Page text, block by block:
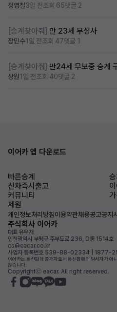
정영철3일 전조회 65댓글 2
[승계찾아줘] 만 23세 무심사
장민수1일 전조회 47댓글 1
[승계찾아줘] 만24세 무보증 승계
상원1일 전조회 40댓글 2
이어카 앱 다운로드
빠른승계
신차즉시출고
커뮤니티
제원
개인정보처리방침이용약관채용공고공지
주식회사 이어카
대표 유우재
인천광역시 부평구 주부토로 236, D동 1514호
cs@eacar.co.kr
사업자 등록번호 539-88-02334 | 1877-
이어카는 통신판매 중개자로서 통신판매의 당사자가 아
않습니다.
Copyrightⓒ eacar. All right reserved.